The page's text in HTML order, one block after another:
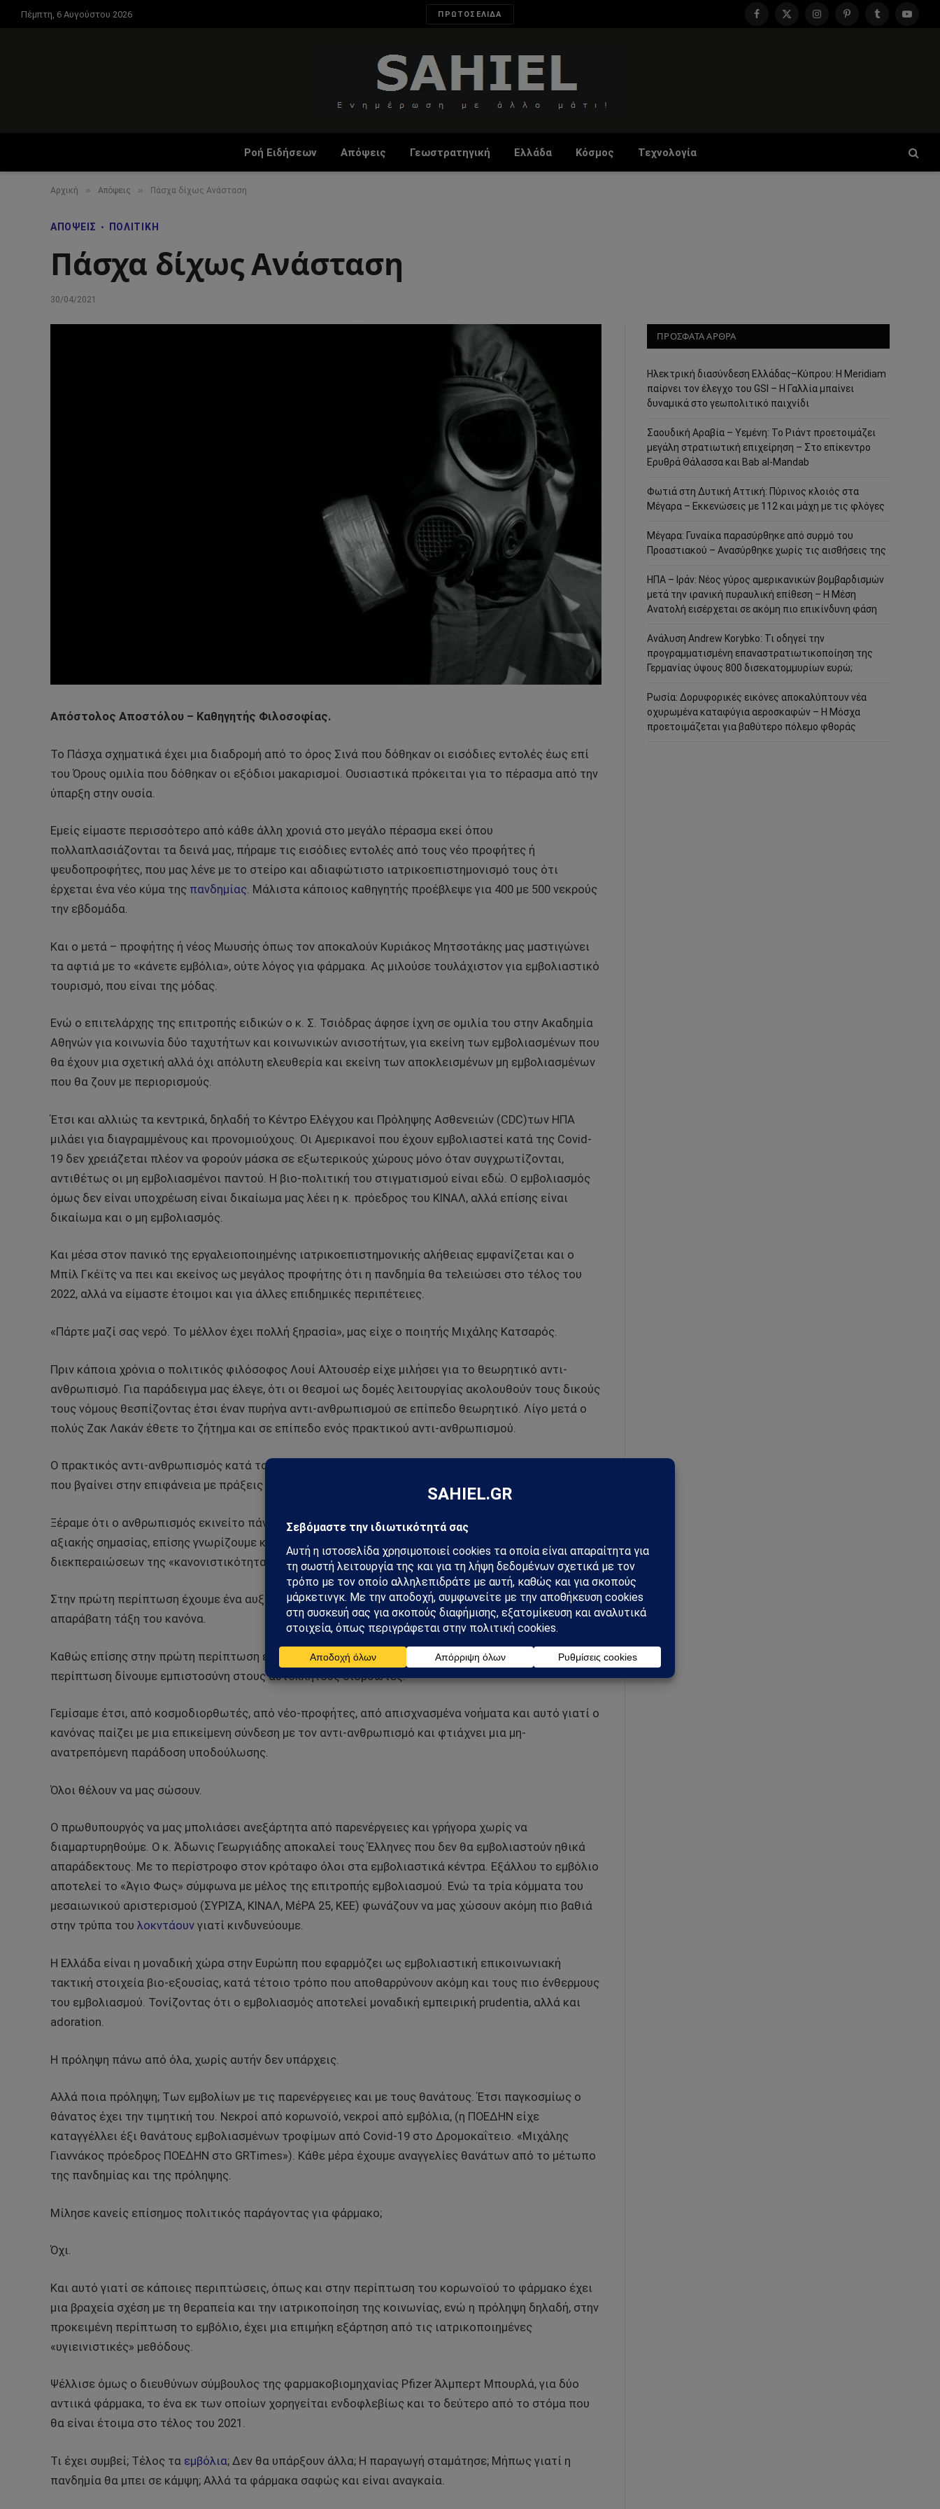
Πέμπτη, 6 Αυγούστου 2026 ΠΡΩΤΟΣΕΛΙΔΑ
Facebook
X
InstagramPinterestTumblr
Ροή Ειδήσεων Απόψεις Γεωστρατηγική Ελλάδα Κόσμος Τεχνολογία
Αρχική » Απόψεις » Πάσχα δίχως Ανάσταση
ΑΠΌΨΕΙΣ ΠΟΛΙΤΙΚΉ
Πάσχα δίχως Ανάσταση
30/04/2021
Απόστολος Αποστόλου – Καθηγητής Φιλοσοφίας.
Το Πάσχα σχηματικά έχει μια διαδρομή από το όρος Σινά που δόθηκαν οι εισόδιες εντολές έως επί
του Όρους ομιλία που δόθηκαν οι εξόδιοι μακαρισμοί. Ουσιαστικά πρόκειται για το πέρασμα από την
ύπαρξη στην ουσία.
Εμείς είμαστε περισσότερο από κάθε άλλη χρονιά στο μεγάλο πέρασμα εκεί όπου
πολλαπλασιάζονται τα δεινά μας, πήραμε τις εισόδιες εντολές από τους νέο προφήτες ή
ψευδοπροφήτες, που μας λένε με το στείρο και αδιαφώτιστο ιατρικοεπιστημονισμό τους ότι
έρχεται ένα νέο κύμα της πανδημίας. Μάλιστα κάποιος καθηγητής προέβλεψε για 400 με 500 νεκρούς
την εβδομάδα.
Και ο μετά – προφήτης ή νέος Μωυσής όπως τον αποκαλούν Κυριάκος Μητσοτάκης μας μαστιγώνει
τα αφτιά με το «κάνετε εμβόλια», ούτε λόγος για φάρμακα. Ας μιλούσε τουλάχιστον για εμβολιαστικό
τουρισμό, που είναι της μόδας.
Ενώ ο επιτελάρχης της επιτροπής ειδικών ο κ. Σ. Τσιόδρας άφησε ίχνη σε ομιλία του στην Ακαδημία
Αθηνών για κοινωνία δύο ταχυτήτων και κοινωνικών ανισοτήτων, για εκείνη των εμβολιασμένων που
θα έχουν μια σχετική αλλά όχι απόλυτη ελευθερία και εκείνη των αποκλεισμένων μη εμβολιασμένων
που θα ζουν με περιορισμούς.
Έτσι και αλλιώς τα κεντρικά, δηλαδή το Κέντρο Ελέγχου και Πρόληψης Ασθενειών (CDC)των ΗΠΑ
μιλάει για διαγραμμένους και προνομιούχους. Οι Αμερικανοί που έχουν εμβολιαστεί κατά της Covid-
19 δεν χρειάζεται πλέον να φορούν μάσκα σε εξωτερικούς χώρους μόνο όταν συγχρωτίζονται,
αντιθέτως οι μη εμβολιασμένοι παντού. Η βιο-πολιτική του στιγματισμού είναι εδώ. Ο εμβολιασμός
όμως δεν είναι υποχρέωση είναι δικαίωμα μας λέει η κ. πρόεδρος του ΚΙΝΑΛ, αλλά επίσης είναι
δικαίωμα και ο μη εμβολιασμός.
Και μέσα στον πανικό της εργαλειοποιημένης ιατρικοεπιστημονικής αλήθειας εμφανίζεται και ο
Μπίλ Γκέϊτς να πει και εκείνος ως μεγάλος προφήτης ότι η πανδημία θα τελειώσει στο τέλος του
2022, αλλά να είμαστε έτοιμοι και για άλλες επιδημικές περιπέτειες.
«Πάρτε μαζί σας νερό. Το μέλλον έχει πολλή ξηρασία», μας είχε ο ποιητής Μιχάλης Κατσαρός.
Πριν κάποια χρόνια ο πολιτικός φιλόσοφος Λουί Αλτουσέρ είχε μιλήσει για το θεωρητικό αντι-
ανθρωπισμό. Για παράδειγμα μας έλεγε, ότι οι θεσμοί ως δομές λειτουργίας ακολουθούν τους δικούς
τους νόμους θεσπίζοντας έτσι έναν πυρήνα αντι-ανθρωπισμού σε επίπεδο θεωρητικό. Λίγο μετά ο
πολύς Ζακ Λακάν έθετε το ζήτημα και σε επίπεδο ενός πρακτικού αντι-ανθρωπισμού.
Ο πρακτικός αντι-ανθρωπισμός κατά τον Ζ. Λακάν ενοικεί στον άνθρωπο ως μια διαβολική διάσταση
που βγαίνει στην επιφάνεια με πράξεις αποτρόπαιες κάτω από την ταμπέλα «Άουσβιτς» .
Ξέραμε ότι ο ανθρωπισμός εκινείτο πάντα στην εμβάθυνση που ήθελε να ανελκύσει τη φανέρωση της
αξιακής σημασίας, επίσης γνωρίζουμε καλά ότι ο αντι-ανθρωπισμός κινείται στην τροχιά των
διεκπεραιώσεων της «κανονιστικότητας» όπου δεν υπάρχει αντιστρεπτότητα.
Στην πρώτη περίπτωση έχουμε ένα αυξανόμενο βάθος της ελευθερίας στη δεύτερη έχουμε την
απαράβατη τάξη του κανόνα.
Καθώς επίσης στην πρώτη περίπτωση έχουμε πίστη στην εγγεγραμμένη συναίνεση, στη δεύτερη
περίπτωση δίνουμε εμπιστοσύνη στους αυτόκλητους διορθωτές.
Γεμίσαμε έτσι, από κοσμοδιορθωτές, από νέο-προφήτες, από απισχνασμένα νοήματα και αυτό γιατί ο
κανόνας παίζει με μια επικείμενη σύνδεση με τον αντι-ανθρωπισμό και φτιάχνει μια μη-
ανατρεπόμενη παράδοση υποδούλωσης.
Όλοι θέλουν να μας σώσουν.
Ο πρωθυπουργός να μας μπολιάσει ανεξάρτητα από παρενέργειες και γρήγορα χωρίς να
διαμαρτυρηθούμε. Ο κ. Άδωνις Γεωργιάδης αποκαλεί τους Έλληνες που δεν θα εμβολιαστούν ηθικά
απαράδεκτους. Με το περίστροφο στον κρόταφο όλοι στα εμβολιαστικά κέντρα. Εξάλλου το εμβόλιο
αποτελεί το «Άγιο Φως» σύμφωνα με μέλος της επιτροπής εμβολιασμού. Ενώ τα τρία κόμματα του
μεσαιωνικού αριστερισμού (ΣΥΡΙΖΑ, ΚΙΝΑΛ, ΜέΡΑ 25, ΚΕΕ) φωνάζουν να μας χώσουν ακόμη πιο βαθιά
στην τρύπα του λοκντάουν γιατί κινδυνεύουμε.
Η Ελλάδα είναι η μοναδική χώρα στην Ευρώπη που εφαρμόζει ως εμβολιαστική επικοινωνιακή
τακτική στοιχεία βιο-εξουσίας, κατά τέτοιο τρόπο που αποθαρρύνουν ακόμη και τους πιο ένθερμους
του εμβολιασμού. Τονίζοντας ότι ο εμβολιασμός αποτελεί μοναδική εμπειρική prudentia, αλλά και
adoration.
Η πρόληψη πάνω από όλα, χωρίς αυτήν δεν υπάρχεις.
Αλλά ποια πρόληψη; Tων εμβολίων με τις παρενέργειες και με τους θανάτους. Έτσι παγκοσμίως ο
θάνατος έχει την τιμητική του. Νεκροί από κορωνοϊό, νεκροί από εμβόλια, (η ΠΟΕΔΗΝ είχε
καταγγέλλει έξι θανάτους εμβολιασμένων τροφίμων από Covid-19 στο Δρομοκαΐτειο. «Μιχάλης
Γιαννάκος πρόεδρος ΠΟΕΔΗΝ στο GRTimes»). Kάθε μέρα έχουμε αναγγελίες θανάτων από το μέτωπο
της πανδημίας και της πρόληψης.
Μίλησε κανείς επίσημος πολιτικός παράγοντας για φάρμακο;
Όχι.
Και αυτό γιατί σε κάποιες περιπτώσεις, όπως και στην περίπτωση του κορωνοϊού το φάρμακο έχει
μια βραχεία σχέση με τη θεραπεία και την ιατρικοποίηση της κοινωνίας, ενώ η πρόληψη δηλαδή, στην
προκειμένη περίπτωση το εμβόλιο, έχει μια επιμήκη εξάρτηση από τις ιατρικοποιημένες
«υγιεινιστικές» μεθόδους.
Ψέλλισε όμως ο διευθύνων σύμβουλος της φαρμακοβιομηχανίας Pfizer Άλμπερτ Μπουρλά, για δύο
αντιικά φάρμακα, το ένα εκ των οποίων χορηγείται ενδοφλεβίως και το δεύτερο από το στόμα που
θα είναι έτοιμα στο τέλος του 2021.
Τι έχει συμβεί; Τέλος τα εμβόλια; Δεν θα υπάρξουν άλλα; Η παραγωγή σταμάτησε; Μήπως γιατί η
πανδημία θα μπει σε κάμψη; Αλλά τα φάρμακα σαφώς και είναι αναγκαία.
ΠΡΟΣΦΑΤΑ ΑΡΘΡΑ
Ηλεκτρική διασύνδεση Ελλάδας–Κύπρου: Η Meridiam
παίρνει τον έλεγχο του GSI – Η Γαλλία μπαίνει
δυναμικά στο γεωπολιτικό παιχνίδι
Σαουδική Αραβία – Υεμένη: Το Ριάντ προετοιμάζει
μεγάλη στρατιωτική επιχείρηση – Στο επίκεντρο
Ερυθρά Θάλασσα και Bab al-Mandab
Φωτιά στη Δυτική Αττική: Πύρινος κλοιός στα
Μέγαρα – Εκκενώσεις με 112 και μάχη με τις φλόγες
Μέγαρα: Γυναίκα παρασύρθηκε από συρμό του
Προαστιακού – Ανασύρθηκε χωρίς τις αισθήσεις της
ΗΠΑ – Ιράν: Νέος γύρος αμερικανικών βομβαρδισμών
μετά την ιρανική πυραυλική επίθεση – Η Μέση
Ανατολή εισέρχεται σε ακόμη πιο επικίνδυνη φάση
Ανάλυση Andrew Korybko: Τι οδηγεί την
προγραμματισμένη επαναστρατιωτικοποίηση της
Γερμανίας ύψους 800 δισεκατομμυρίων ευρώ;
Ρωσία: Δορυφορικές εικόνες αποκαλύπτουν νέα
οχυρωμένα καταφύγια αεροσκαφών – Η Μόσχα
προετοιμάζεται για βαθύτερο πόλεμο φθοράς